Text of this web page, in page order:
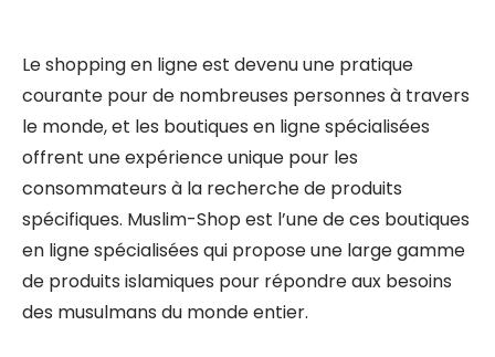
Le shopping en ligne est devenu une pratique
courante pour de nombreuses personnes à travers
le monde, et les boutiques en ligne spécialisées
offrent une expérience unique pour les
consommateurs à la recherche de produits
spécifiques. Muslim-Shop est l’une de ces boutiques
en ligne spécialisées qui propose une large gamme
de produits islamiques pour répondre aux besoins
des musulmans du monde entier.